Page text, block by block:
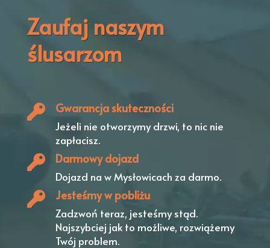
Zaufaj naszym
ślusarzom
Gwarancja skuteczności
Jeżeli nie otworzymy drzwi, to nic nie
zapłacisz.
Darmowy dojazd
Dojazd na w Mysłowicach za darmo.
Jesteśmy w pobliżu
Zadzwoń teraz, jesteśmy stąd.
Najszybciej jak to możliwe, rozwiążemy
Twój problem.